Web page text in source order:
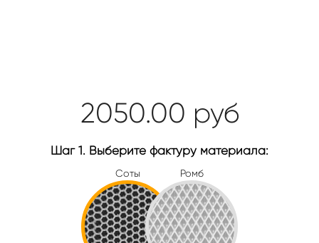
2050.00 руб
Шаг 1. Выберите фактуру материала:
Соты Ромб